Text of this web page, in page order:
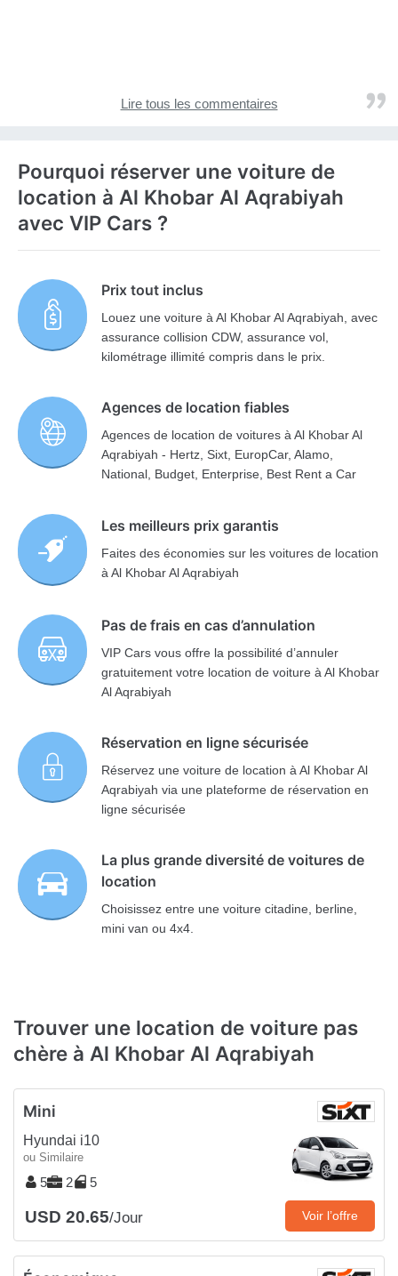
Lire tous les commentaires
Pourquoi réserver une voiture de
location à Al Khobar Al Aqrabiyah
avec VIP Cars ?
Prix tout inclus
Louez une voiture à Al Khobar Al Aqrabiyah, avec
assurance collision CDW, assurance vol,
kilométrage illimité compris dans le prix.
Agences de location fiables
Agences de location de voitures à Al Khobar Al
Aqrabiyah - Hertz, Sixt, EuropCar, Alamo,
National, Budget, Enterprise, Best Rent a Car
Les meilleurs prix garantis
Faites des économies sur les voitures de location
à Al Khobar Al Aqrabiyah
Pas de frais en cas d’annulation
VIP Cars vous offre la possibilité d’annuler
gratuitement votre location de voiture à Al Khobar
Al Aqrabiyah
Réservation en ligne sécurisée
Réservez une voiture de location à Al Khobar Al
Aqrabiyah via une plateforme de réservation en
ligne sécurisée
La plus grande diversité de voitures de
location
Choisissez entre une voiture citadine, berline,
mini van ou 4x4.
Trouver une location de voiture pas
chère à Al Khobar Al Aqrabiyah
Mini
Hyundai i10
ou Similaire
5 2 5
USD 20.65/Jour Voir l’offre